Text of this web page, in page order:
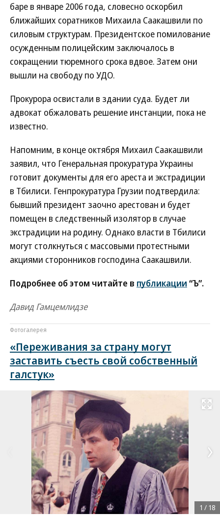
баре в январе 2006 года, словесно оскорбил
ближайших соратников Михаила Саакашвили по
силовым структурам. Президентское помилование
осужденным полицейским заключалось в
сокращении тюремного срока вдвое. Затем они
вышли на свободу по УДО.
Прокурора освистали в здании суда. Будет ли
адвокат обжаловать решение инстанции, пока не
известно.
Напомним, в конце октября Михаил Саакашвили
заявил, что Генеральная прокуратура Украины
готовит документы для его ареста и экстрадиции
в Тбилиси. Генпрокуратура Грузии подтвердила:
бывший президент заочно арестован и будет
помещен в следственный изолятор в случае
экстрадиции на родину. Однако власти в Тбилиси
могут столкнуться с массовыми протестными
акциями сторонников господина Саакашвили.
Подробнее об этом читайте в публикации “Ъ”.
Давид Гамцемлидзе
Фотогалерея
«Переживания за страну могут
заставить съесть свой собственный
галстук»
Развернуть
1 / 18